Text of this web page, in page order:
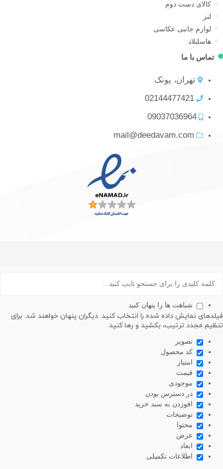
کالای دست دوم
لوازم جانبی عکاسی
هاسلبلاد
با ما
تهران، پونک
02144477421
09037036964
mail@deedavam.com
شباهت ها را پنهان کنید
نمایش داده شده را انتخاب کنید. دیگران پنهان خواهند شد. برای
مجدد ترتیب، بکشید و رها کنید.
تصویر
کد محصول
امتیاز
قیمت
موجودی
در دسترس بودن
افوزدن به سبد خرید
توضیحات
محتوا
عرض
ابعاد
اطلاعات تکمیلی